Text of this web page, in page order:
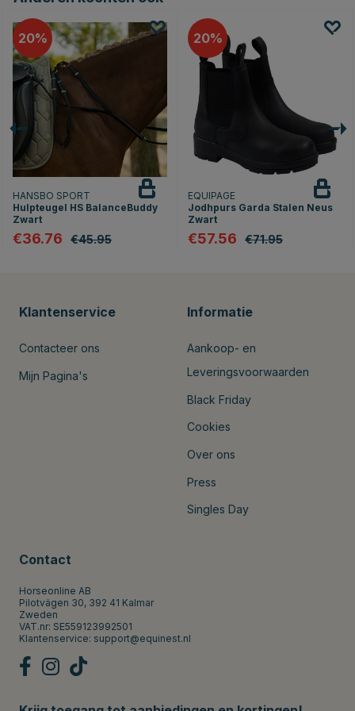
20
HANSBO SPORT
Hulpteugel HS BalanceBuddy
Zwart
€36.76 €45.95
20
EQUIPAGE
Jodhpurs Garda Stalen Neus
Zwart
€57.56 €71.95
Klantenservice
Contacteer ons
Mijn Pagina's
Informatie
Aankoop- en
Leveringsvoorwaarden
Black Friday
Cookies
Over ons
Press
Singles Day
Contact
Horseonline AB
Pilotvägen 30, 392 41 Kalmar
Zweden
VAT.nr: SE559123992501
Klantenservice: support@equinest.nl